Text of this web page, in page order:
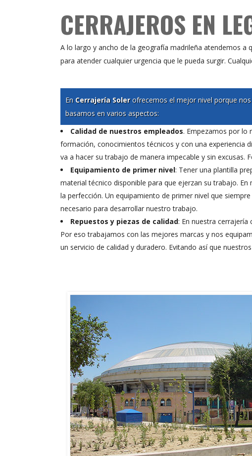
CERRAJEROS EN
A lo largo y ancho de la geografía madrileña atendemos a
para atender cualquier urgencia que le pueda surgir.
En Cerrajería Solerofrecemos el mejor nivel porque
basamos en varios aspectos:
Calidad de nuestros empleados. Empezamos por lo
formación, conocimientos técnicos y con una experiencia
va a hacer su trabajo de manera impecable y sin
Equipamiento de primer nivel: Tener una plantilla
material técnico disponible para que ejerzan su trabajo.
la perfección. Un equipamiento de primer nivel que
necesario para desarrollar nuestro trabajo.
Repuestos y piezas de calidad: En nuestra
Por eso trabajamos con las mejores marcas y nos
un servicio de calidad y duradero. Evitando así que